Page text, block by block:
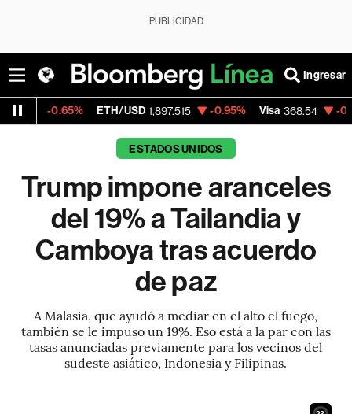
PUBLICIDAD
Ingresar
ETH/USD 1,897.515 -0.95% Visa 368.54 -0.28%
ESTADOS UNIDOS
Trump impone aranceles
del 19% a Tailandia y
Camboya tras acuerdo
de paz
A Malasia, que ayudó a mediar en el alto el fuego,
también se le impuso un 19%. Eso está a la par con las
tasas anunciadas previamente para los vecinos del
sudeste asiático, Indonesia y Filipinas.